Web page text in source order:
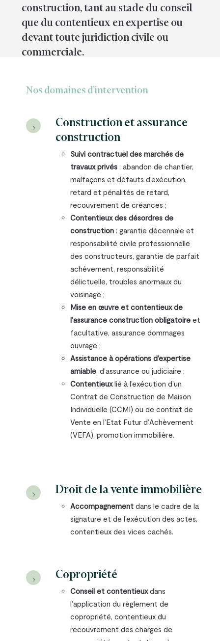
construction, tant au stade du conseil
que du contentieux en expertise ou
devant toute juridiction civile ou
commerciale.
Nos domaines d’intervention
Construction et assurance
construction
Suivi contractuel des marchés de
travaux privés: abandon de chantier,
malfaçons et défauts d’exécution,
retard et pénalités de retard,
recouvrement de créances ;
Contentieux des désordres de
construction: garantie décennale et
responsabilité civile professionnelle
des constructeurs, garantie de parfait
achèvement, responsabilité
délictuelle, troubles anormaux du
voisinage ;
Mise en œuvre et contentieux de
l’assurance construction obligatoireet
facultative, assurance dommages
ouvrage ;
Assistance à opérations d’expertise
amiable, d’assurance ou judiciaire ;
Contentieuxlié à l’exécution d’un
Contrat de Construction de Maison
Individuelle (CCMI) ou de contrat de
Vente en l’Etat Futur d’Achèvement
(VEFA), promotion immobilière.
Droit de la vente immobilière
Accompagnementdans le cadre de la
signature et de l’exécution des actes,
contentieux des vices cachés.
Copropriété
Conseil et contentieuxdans
l’application du règlement de
copropriété, contentieux du
recouvrement des charges de